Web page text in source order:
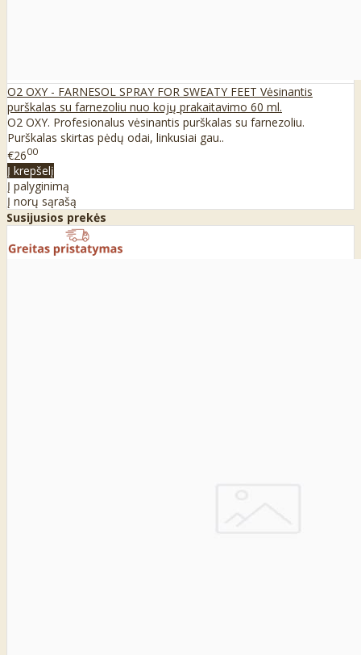
O2 OXY - FARNESOL SPRAY FOR SWEATY FEET Vėsinantis
purškalas su farnezoliu nuo kojų prakaitavimo 60 ml.
O2 OXY. Profesionalus vėsinantis purškalas su farnezoliu.
Purškalas skirtas pėdų odai, linkusiai gau..
€2600
Į krepšelį
Į palyginimą
Į norų sąrašą
Susijusios prekės